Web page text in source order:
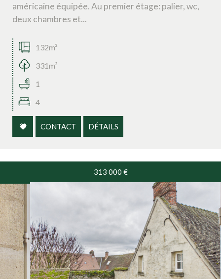
américaine équipée. Au premier étage: palier, wc,
deux chambres et...
132m²
331m²
1
4
CONTACT DÉTAILS
313 000 €